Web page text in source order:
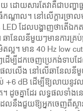
យ ដោយសារតែវាគឺជាបញ្ហា
វិធីកណ្តាល។ នៅលើក្តារច្រា
ដែលបង្ហាញថាតើឯកត
ឆានែលនីមួយៗមានការគ្រ
ល្អ។ មាន 40 Hz low
ម្បីដកចេញប្រេកង់ទាបដ
លលើង នៅលើឆានែលនីមួ
+6 dB ដើម្បីឱ្យលាយនូវ
ត។ ដូចគ្នាដែរ លទ្ធផលទាំ
ែលនឹងជួយឱ្យអ្នកចេញពីស្